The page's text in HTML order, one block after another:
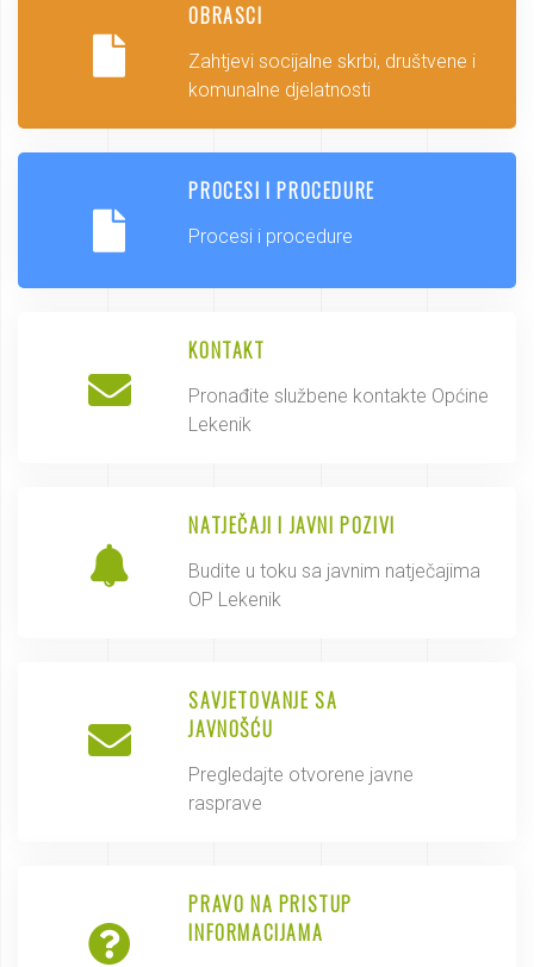
OBRASCI
Zahtjevi socijalne skrbi, društvene i
komunalne djelatnosti
PROCESI I PROCEDURE
Procesi i procedure
KONTAKT
Pronađite službene kontakte Općine
Lekenik
NATJEČAJI I JAVNI POZIVI
Budite u toku sa javnim natječajima
OP Lekenik
SAVJETOVANJE SA
JAVNOŠĆU
Pregledajte otvorene javne
rasprave
PRAVO NA PRISTUP
INFORMACIJAMA